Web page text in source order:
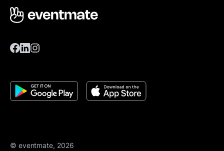
© eventmate, 2026